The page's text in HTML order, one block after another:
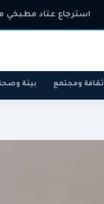
استرجاع عتاد مطبخي
ثقافة ومجتمع بيئة